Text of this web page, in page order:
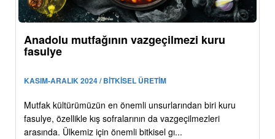
Anadolu mutfağının vazgeçilmezi kuru
fasulye
KASIM-ARALIK 2024 / BİTKİSEL ÜRETİM
Mutfak kültürümüzün en önemli unsurlarından biri kuru
fasulye, özellikle kış sofralarının da vazgeçilmezleri
arasında. Ülkemiz için önemli bitkisel gı...